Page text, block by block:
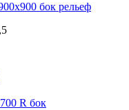
бок рельеф
R бок